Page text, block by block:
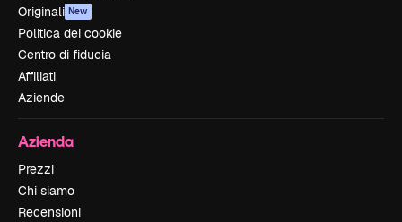
Originali New
Politica dei cookie
Centro di fiducia
Affiliati
Aziende
Azienda
Prezzi
Chi siamo
Recensioni